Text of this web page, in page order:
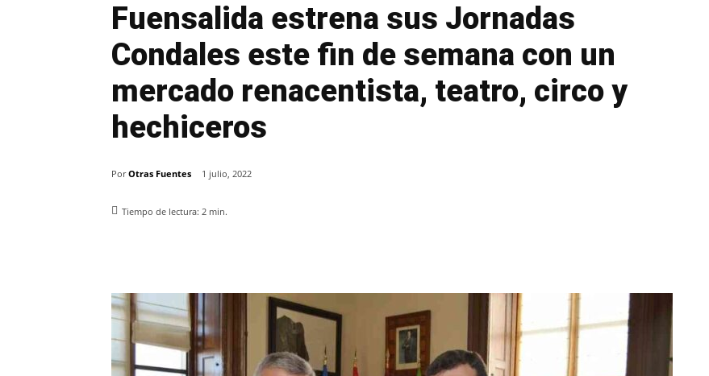
Fuensalida estrena sus Jornadas
Condales este fin de semana con un
mercado renacentista, teatro, circo y
hechiceros
Por Otras Fuentes 1 julio, 2022
Tiempo de lectura: 2 min.